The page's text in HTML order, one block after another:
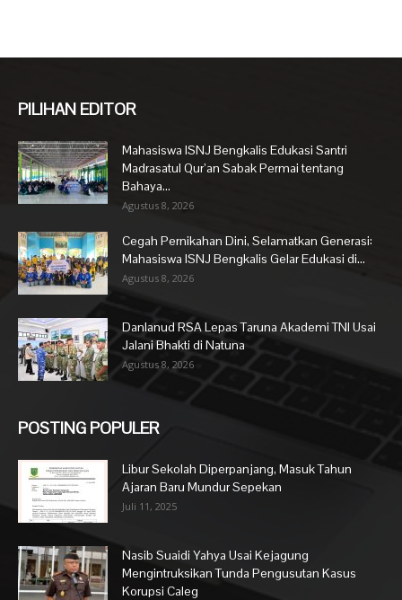
PILIHAN EDITOR
Mahasiswa ISNJ Bengkalis Edukasi Santri
Madrasatul Qur’an Sabak Permai tentang
Bahaya...
Agustus 8, 2026
Cegah Pernikahan Dini, Selamatkan Generasi:
Mahasiswa ISNJ Bengkalis Gelar Edukasi di...
Agustus 8, 2026
Danlanud RSA Lepas Taruna Akademi TNI Usai
Jalani Bhakti di Natuna
Agustus 8, 2026
POSTING POPULER
Libur Sekolah Diperpanjang, Masuk Tahun
Ajaran Baru Mundur Sepekan
Juli 11, 2025
Nasib Suaidi Yahya Usai Kejagung
Mengintruksikan Tunda Pengusutan Kasus
Korupsi Caleg